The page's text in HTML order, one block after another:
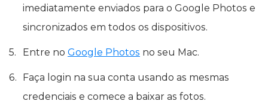
imediatamente enviados para o Google Photos e
sincronizados em todos os dispositivos.
Entre no Google Photos no seu Mac.
Faça login na sua conta usando as mesmas
credenciais e comece a baixar as fotos.